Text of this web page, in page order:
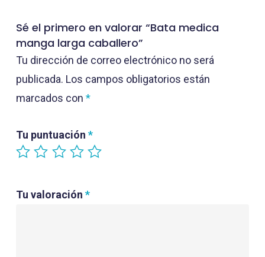
Sé el primero en valorar “Bata medica
manga larga caballero”
Tu dirección de correo electrónico no será
publicada. Los campos obligatorios están
marcados con *
Tu puntuación *
Tu valoración *